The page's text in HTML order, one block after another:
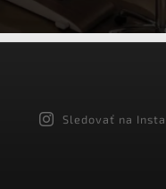
Sledovať na